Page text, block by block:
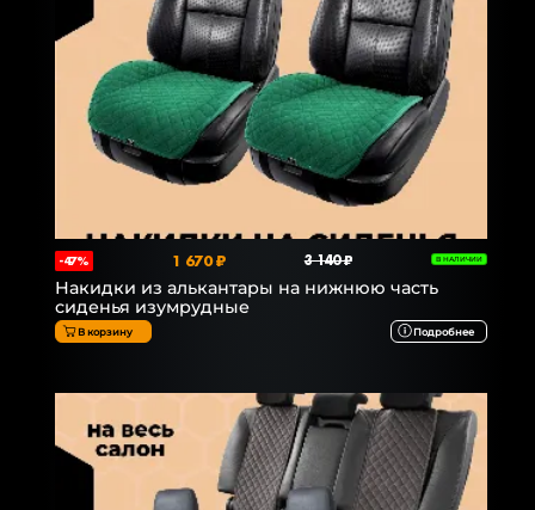
-47% 1 670 ₽ 3 140 ₽ В НАЛИЧИИ
Накидки из алькантары на нижнюю часть
сиденья изумрудные
В корзину Подробнее